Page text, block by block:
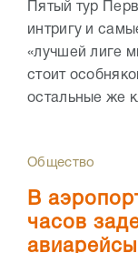
Пятый тур
интригу и
«лучшей лиге
стоит
остальные же
Общество
В
часов
авиарейсы